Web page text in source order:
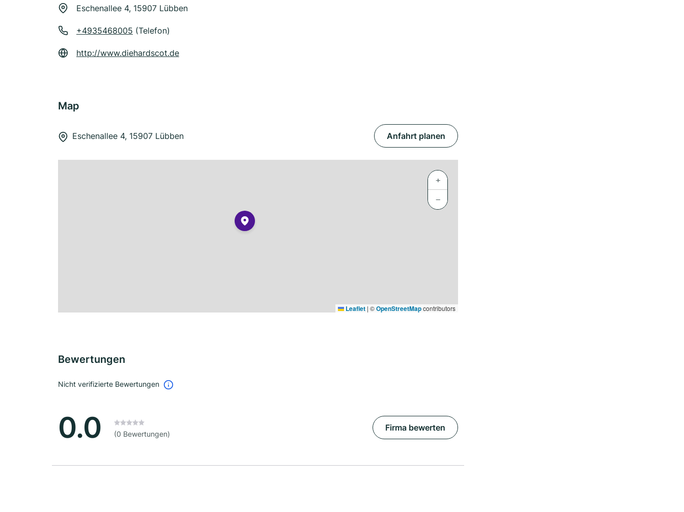
Eschenallee 4, 15907 Lübben
+4935468005 (Telefon)
http://www.diehardscot.de
Map
Eschenallee 4, 15907 Lübben Anfahrt planen
+
−
Leaflet | ©OpenStreetMapcontributors
Bewertungen
Nicht verifizierte Bewertungen
0.0 (0 Bewertungen)
Firma bewerten